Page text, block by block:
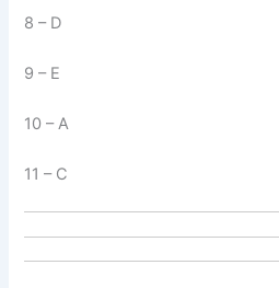
8 – D
9 – E
10 – A
11 – C